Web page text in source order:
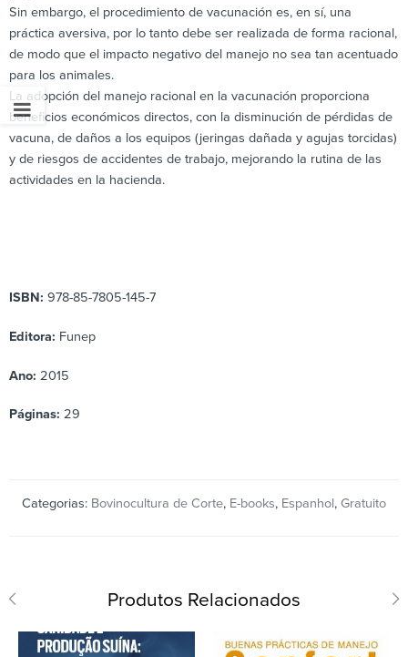
Sin embargo, el procedimiento de vacunación es, en sí, una
práctica aversiva, por lo tanto debe ser realizada de forma racional,
de modo que el impacto negativo del manejo no sea tan acentuado
para los animales.
La adopción del manejo racional en la vacunación proporciona
beneficios económicos directos, con la disminución de pérdidas de
vacuna, de daños a los equipos (jeringas dañada y agujas torcidas)
y de riesgos de accidentes de trabajo, mejorando la rutina de las
actividades en la hacienda.
ISBN: 978-85-7805-145-7
Editora: Funep
Ano: 2015
Páginas: 29
Categorias: Bovinocultura de Corte, E-books, Espanhol, Gratuito
Produtos Relacionados